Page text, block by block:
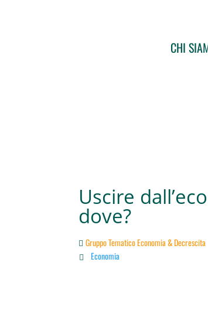
CHI
Uscire
dove?
Gruppo Tematico Economia & Decrescita
 Economia